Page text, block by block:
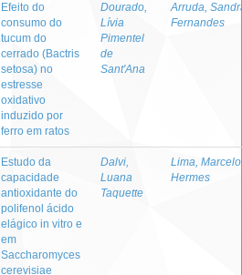
Efeito do
consumo do
tucum do
cerrado (Bactris
setosa) no
estresse
oxidativo
induzido por
ferro em ratos
Dourado,
Lívia
Pimentel
de
Sant'Ana
Arruda,
Fernandes
Estudo da
capacidade
antioxidante do
polifenol ácido
elágico in vitro e
em
Saccharomyces
cerevisiae
Dalvi,
Luana
Taquette
Lima, Marcelo
Hermes